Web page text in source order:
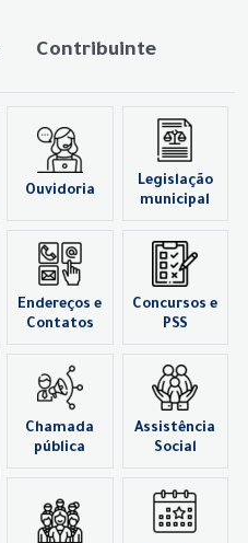
Contribuinte
Ouvidoria
Legislação
municipal
Endereços e
Contatos
Concursos e
PSS
Chamada
pública
Assistência
Social